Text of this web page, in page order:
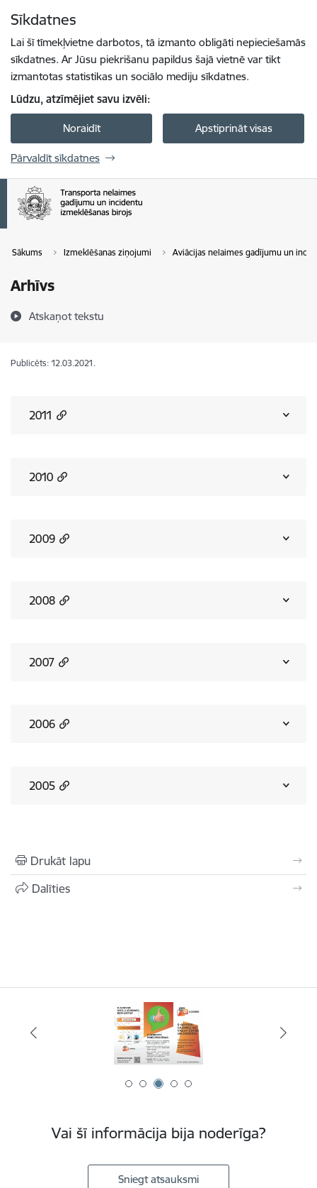
Sīkdatnes
Lai šī tīmekļvietne darbotos, tā izmanto obligāti nepieciešamās
sīkdatnes. Ar Jūsu piekrišanu papildus šajā vietnē var tikt
izmantotas statistikas un sociālo mediju sīkdatnes.
Lūdzu, atzīmējiet savu izvēli:
Noraidīt Apstiprināt visas
Pārvaldīt sīkdatnes
Sākums Izmeklēšanas ziņojumi Aviācijas nelaimes gadījumu un
Arhīvs
Atskaņot tekstu
Publicēts: 12.03.2021.
2011
2010
2009
2008
2007
2006
2005
Drukāt lapu
Dalīties
Vai šī informācija bija noderīga?
Sniegt atsauksmi